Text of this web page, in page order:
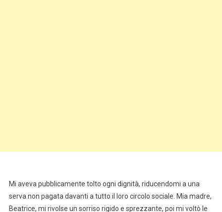
Mi aveva pubblicamente tolto ogni dignità, riducendomi a una
serva non pagata davanti a tutto il loro circolo sociale. Mia madre,
Beatrice, mi rivolse un sorriso rigido e sprezzante, poi mi voltò le